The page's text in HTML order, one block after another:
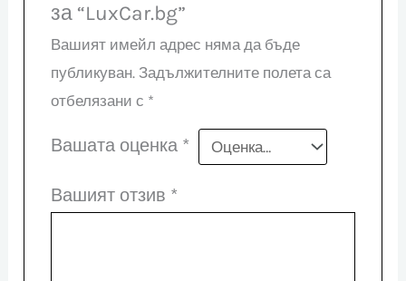
за “LuxCar.bg”
Вашият имейл адрес няма да бъде
публикуван. Задължителните полета са
отбелязани с *
Вашата оценка *
Вашият отзив *